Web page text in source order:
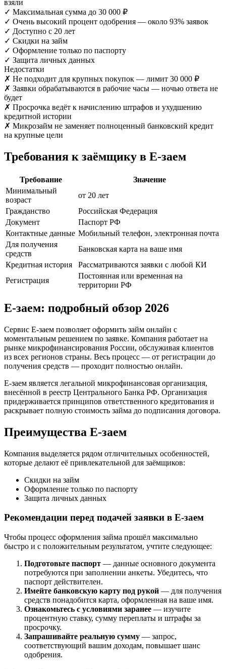
взяли
✓ Максимальная сумма до 30 000 ₽
✓ Очень высокий процент одобрения — около 93% заявок
✓ Доступно с 20 лет
✓ Скидки на займ
✓ Оформление только по паспорту
✓ Защита личных данных
Недостатки
✗ Не подходит для крупных покупок — лимит 30 000 ₽
✗ Заявки обрабатываются в рабочие часы — ночью ответа не
будет
✗ Просрочка ведёт к начислению штрафов и ухудшению
кредитной истории
✗ Микрозайм не заменяет полноценный банковский кредит
на крупные цели
Требования к заёмщику в Е-заем
Требование
Значение
Минимальный
возраст
от 20 лет
Гражданство
Российская Федерация
Документ
Паспорт РФ
Контактные данные Мобильный телефон, электронная почта
Для получения
средств
Банковская карта на ваше имя
Кредитная история
Рассматриваются заявки с любой КИ
Регистрация
Постоянная или временная на
территории РФ
Е-заем: подробный обзор 2026
Сервис Е-заем позволяет оформить займ онлайн с
моментальным решением по заявке. Компания работает на
рынке микрофинансирования России, обслуживая клиентов
из всех регионов страны. Весь процесс — от регистрации до
получения средств — проходит полностью онлайн.
Е-заем является легальной микрофинансовая организация,
внесённой в реестр Центрального Банка РФ. Организация
придерживается принципов ответственного кредитования и
раскрывает полную стоимость займа до подписания договора.
Преимущества Е-заем
Компания выделяется рядом отличительных особенностей,
которые делают её привлекательной для заёмщиков:
Скидки на займ
Оформление только по паспорту
Защита личных данных
Рекомендации перед подачей заявки в Е-заем
Чтобы процесс оформления займа прошёл максимально
быстро и с положительным результатом, учтите следующее:
Подготовьте паспорт — данные основного документа
потребуются при заполнении анкеты. Убедитесь, что
паспорт действителен.
Имейте банковскую карту под рукой — для получения
средств понадобится карта, оформленная на ваше имя.
Ознакомьтесь с условиями заранее — изучите
процентную ставку, сумму переплаты и штрафы за
просрочку.
Запрашивайте реальную сумму — запрос,
соответствующий вашим доходам, повышает шанс
одобрения.